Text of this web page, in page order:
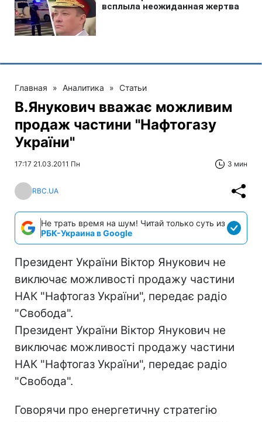
Главная » Аналитика » Статьи
В.Янукович вважає можливим
продаж частини "Нафтогазу
України"
17:17 21.03.2011 Пн 3 мин
RBC.UA
Не трать время на шум! Читай только суть из
РБК-Украина в Google
Президент України Віктор Янукович не
виключає можливості продажу частини
НАК "Нафтогаз України", передає радіо
"Свобода".
Президент України Віктор Янукович не
виключає можливості продажу частини
НАК "Нафтогаз України", передає радіо
"Свобода".
Говорячи про енергетичну стратегію